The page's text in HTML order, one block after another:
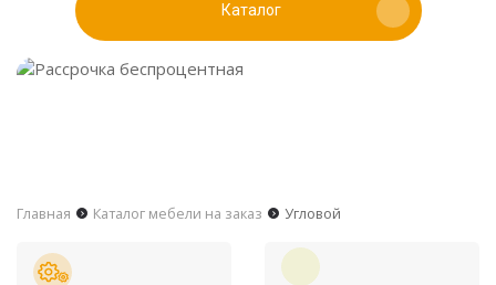
Каталог
Главная Каталог мебели на заказ Угловой